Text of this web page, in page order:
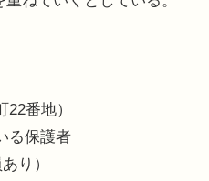
番地）
る保護者
り）